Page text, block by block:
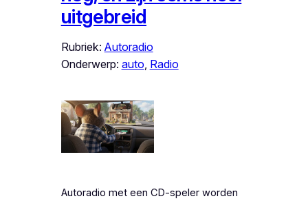
uitgebreid
Rubriek: Autoradio
Onderwerp: auto, Radio
Autoradio met een CD-speler worden